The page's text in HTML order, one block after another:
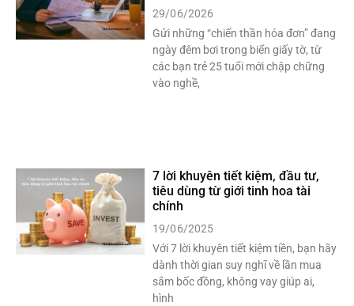
29/06/2026
Gửi những “chiến thần hóa đơn” đang
ngày đêm bơi trong biển giấy tờ, từ
các bạn trẻ 25 tuổi mới chập chững
vào nghề,
7 lời khuyên tiết kiệm, đầu tư,
tiêu dùng từ giới tinh hoa tài
chính
19/06/2025
Với 7 lời khuyên tiết kiệm tiền, bạn hãy
dành thời gian suy nghĩ về lần mua
sắm bốc đồng, không vay giúp ai,
hình